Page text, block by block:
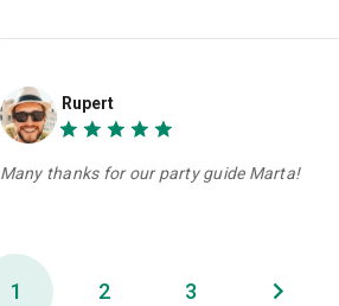
Rupert
Many thanks for our party guide Marta!
1 2 3